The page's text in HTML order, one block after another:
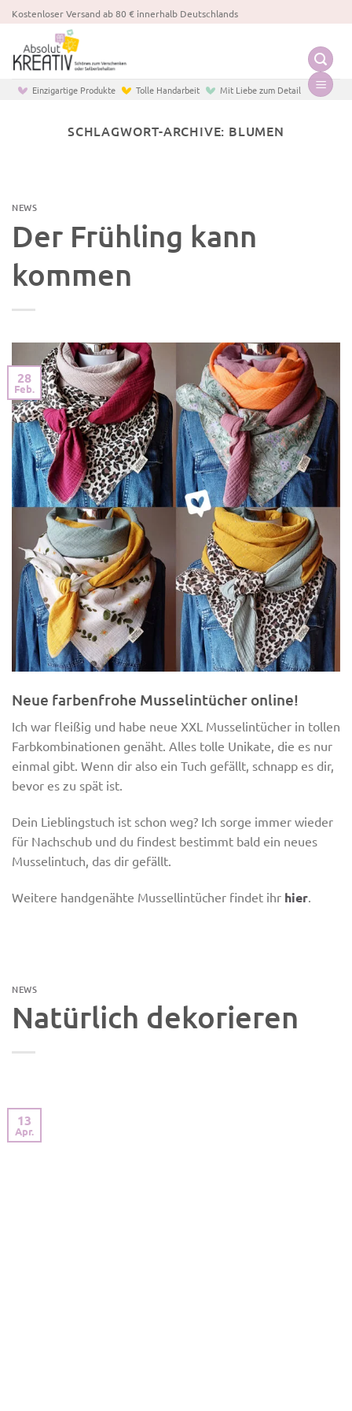
Zum
Inhalt
springen
Kostenloser Versand ab 80 € innerhalb Deutschlands
Einzigartige Produkte Tolle Handarbeit Mit Liebe zum Detail
SCHLAGWORT-ARCHIVE: BLUMEN
NEWS
Der Frühling kann
kommen
28
Feb.
Neue farbenfrohe Musselintücher online!
Ich war fleißig und habe neue XXL Musselintücher in tollen
Farbkombinationen genäht. Alles tolle Unikate, die es nur
einmal gibt. Wenn dir also ein Tuch gefällt, schnapp es dir,
bevor es zu spät ist.
Dein Lieblingstuch ist schon weg? Ich sorge immer wieder
für Nachschub und du findest bestimmt bald ein neues
Musselintuch, das dir gefällt.
Weitere handgenähte Mussellintücher findet ihr hier
NEWS
Natürlich dekorieren
13
Apr.